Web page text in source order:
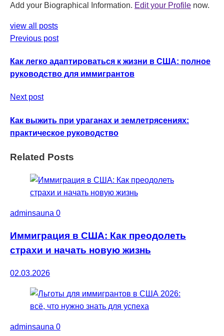
Add your Biographical Information. Edit your Profile now.
view all posts
Previous post
Как легко адаптироваться к жизни в США: полное
руководство для иммигрантов
Next post
Как выжить при ураганах и землетрясениях:
практическое руководство
Related Posts
adminsauna 0
Иммиграция в США: Как преодолеть
страхи и начать новую жизнь
02.03.2026
adminsauna 0